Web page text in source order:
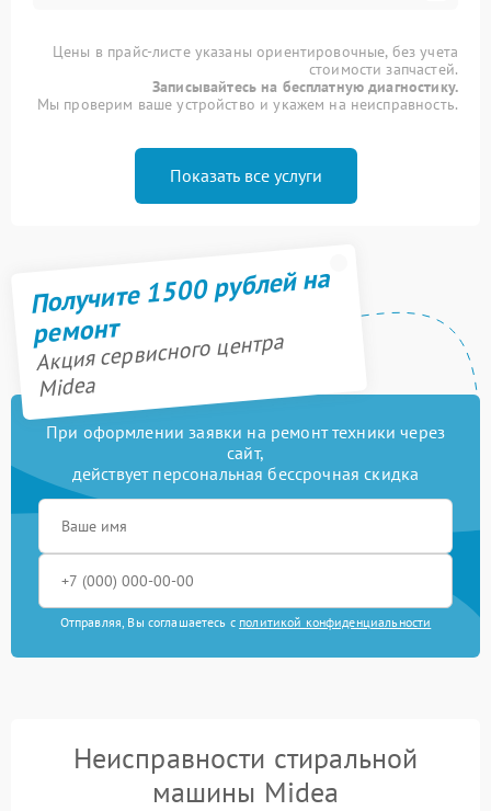
Цены в прайс-листе указаны ориентировочные, без учета
стоимости запчастей.
Записывайтесь на бесплатную диагностику.
Мы проверим ваше устройство и укажем на неисправность.
Показать все услуги
Получите 1500 рублей на
ремонт
Акция сервисного центра
Midea
При оформлении заявки на ремонт техники через
сайт,
действует персональная бессрочная скидка
Отправляя, Вы соглашаетесь с политикой конфиденциальности
Неисправности стиральной
машины Midea